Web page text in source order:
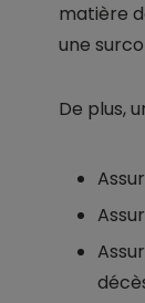
matière
une
De plus,